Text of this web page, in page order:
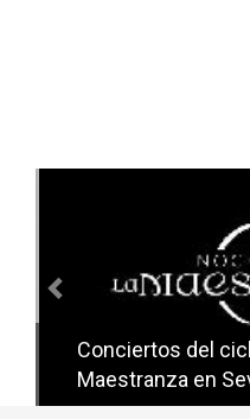
Conciertos del
Maestranza en
Conciertos del
Sevilla